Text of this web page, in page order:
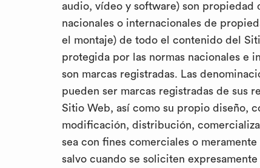
audio, vídeo y software) son propiedad
nacionales o internacionales de
el montaje) de todo el contenido del
protegida por las normas nacionales e
son marcas registradas. Las
pueden ser marcas registradas de sus
Sitio Web, así como su propio diseño,
modificación, distribución,
sea con fines comerciales o
salvo cuando se soliciten